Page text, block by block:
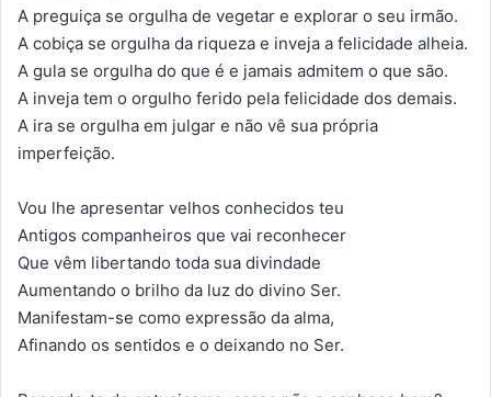
A preguiça se orgulha de vegetar e explorar o seu irmão.
A cobiça se orgulha da riqueza e inveja a felicidade alheia.
A gula se orgulha do que é e jamais admitem o que são.
A inveja tem o orgulho ferido pela felicidade dos demais.
A ira se orgulha em julgar e não vê sua própria
imperfeição.
Vou lhe apresentar velhos conhecidos teu
Antigos companheiros que vai reconhecer
Que vêm libertando toda sua divindade
Aumentando o brilho da luz do divino Ser.
Manifestam-se como expressão da alma,
Afinando os sentidos e o deixando no Ser.